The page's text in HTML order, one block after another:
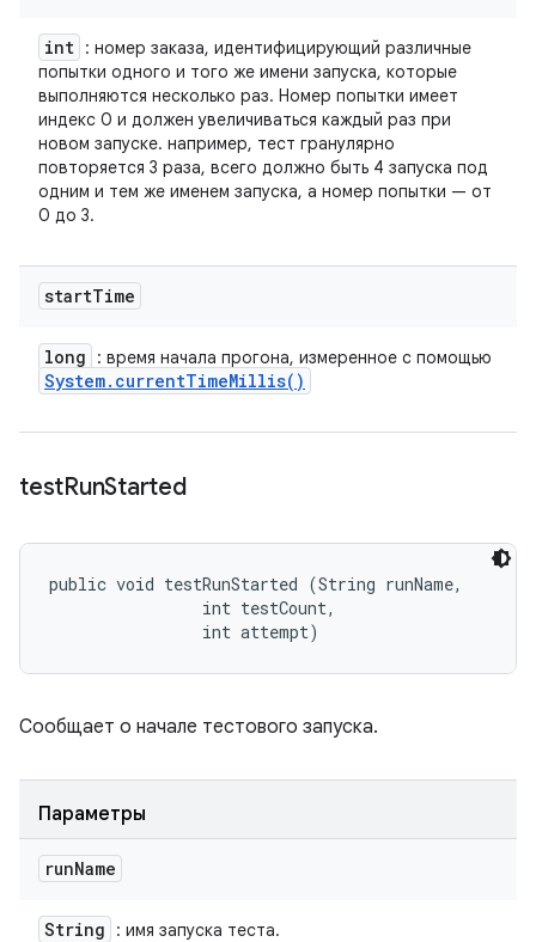
int : номер заказа, идентифицирующий различные
попытки одного и того же имени запуска, которые
выполняются несколько раз. Номер попытки имеет
индекс 0 и должен увеличиваться каждый раз при
новом запуске. например, тест гранулярно
повторяется 3 раза, всего должно быть 4 запуска под
одним и тем же именем запуска, а номер попытки — от
0 до 3.
startTime
long : время начала прогона, измеренное с помощью
System. currentTimeMillis( )
testRunStarted
public void testRunStarted (String runName,
                int testCount,
                int attempt)
Сообщает о начале тестового запуска.
Параметры
runName
String : имя запуска теста.